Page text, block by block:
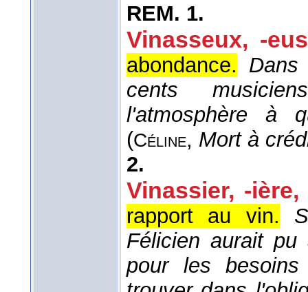
REM. 1.
Vinasseux, -
abondance.
cents
l'atmosphère à
(Céline, Mort à
2.
Vinassier, -ière,
rapport au vin.
Félicien aurait pu
pour les